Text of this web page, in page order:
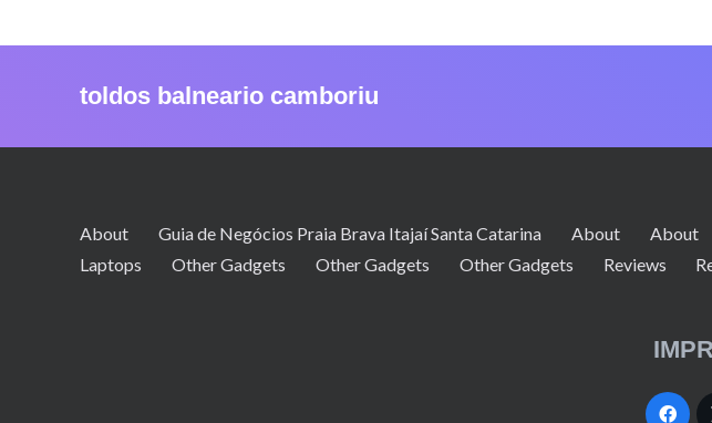
toldos balneario camboriu
About Guia de Negócios Praia Brava Itajaí Santa Catarina About About
Laptops
Other Gadgets Other Gadgets Other Gadgets Reviews